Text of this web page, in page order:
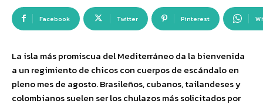
Facebook Twitter Pinterest
La isla más promiscua del Mediterráneo da la bienvenida
a un regimiento de chicos con cuerpos de escándalo en
pleno mes de agosto. Brasileños, cubanos, tailandeses y
colombianos suelen ser los chulazos más solicitados por